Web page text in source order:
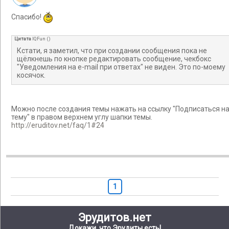
Спасибо!
Цитата IQFun ()
Кстати, я заметил, что при создании сообщения пока не
щёлкнешь по кнопке редактировать сообщение, чекбокс
"Уведомления на e-mail при ответах" не виден. Это по-моему
косячок.
Можно после создания темы нажать на ссылку "Подписаться на
тему" в правом верхнем углу шапки темы.
http://eruditov.net/faq/1#24
1
Эрудитов.нет